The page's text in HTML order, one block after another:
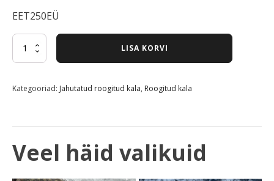
EET250EÜ
Värske
roogitud
(1kg)
LISA KORVI
Kategooriad: Jahutatud roogitud kala, Roogitud kala
Veel häid valikuid